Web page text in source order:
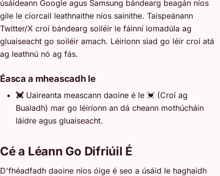
úsáideann Google agus Samsung bándearg beagán níos
gile le ciorcail leathnaithe níos sainithe. Taispeánann
Twitter/X croí bándearg soiléir le fáinní iomadúla ag
gluaiseacht go soiléir amach. Léiríonn siad go léir croí atá
ag leathnú nó ag fás.
Éasca a mheascadh le
💓Uaireanta meascann daoine é le 💓 (Croí ag
Bualadh) mar go léiríonn an dá cheann mothúcháin
láidre agus gluaiseacht.
Cé a Léann Go Difriúil É
D'fhéadfadh daoine níos óige é seo a úsáid le haghaidh